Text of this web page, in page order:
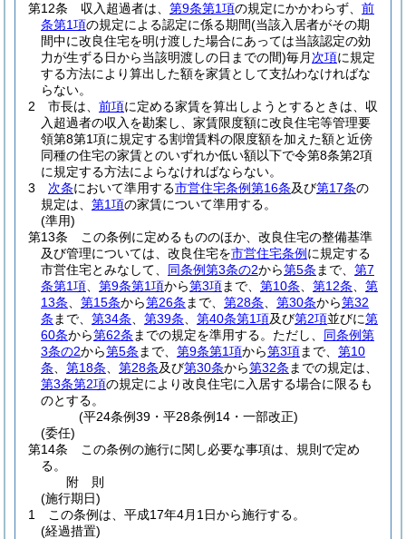
第12条
収入超過者は、 第9条第1項の規定にかかわらず、 前
条第1項の規定による認定に係る期間(当該入居者がその期
間中に改良住宅を明け渡した場合にあっては当該認定の効
力が生ずる日から当該明渡しの日までの間)毎月 次項に規定
する方法により算出した額を家賃として支払わなければな
らない。
2
市長は、 前項に定める家賃を算出しようとするときは、収
入超過者の収入を勘案し、家賃限度額に改良住宅等管理要
領第8第1項に規定する割増賃料の限度額を加えた額と近傍
同種の住宅の家賃とのいずれか低い額以下で令第8条第2項
に規定する方法によらなければならない。
3
次条において準用する市営住宅条例第16条及び第17条の
規定は、 第1項の家賃について準用する。
(準用)
第13条
この条例に定めるもののほか、改良住宅の整備基準
及び管理については、改良住宅を市営住宅条例 に規定する
市営住宅とみなして、 同条例第3条の2から第5条 まで、 第7
条第1項
第9条第1項から第3項まで、 第10条 第12条
第
13条
第15条から第26条 まで、 第28条 第30条から第32
条 まで、 第34条 第39条 第40条第1項及び第2項並びに第
60条から第62条 までの規定を準用する。 ただし、 同条例第
3条の2から第5条 まで、 第9条第1項から第3項まで、 第10
条
第18条 第28条及び第30条から第32条 までの規定は、
第3条第2項の規定により改良住宅に入居する場合に限るも
のとする。
(平24条例39・平28条例14・一部改正)
(委任)
第14条
この条例の施行に関し必要な事項は、規則で定め
る。
附 則
(施行期日)
1
この条例は、平成17年4月1日から施行する。
(経過措置)